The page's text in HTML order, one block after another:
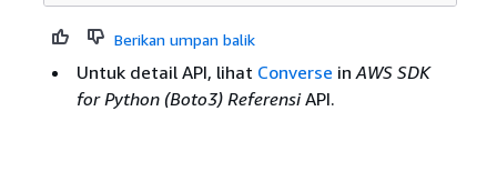
Berikan umpan balik
Untuk detail API, lihat Converse inAWS SDK
for Python (Boto3) ReferensiAPI.